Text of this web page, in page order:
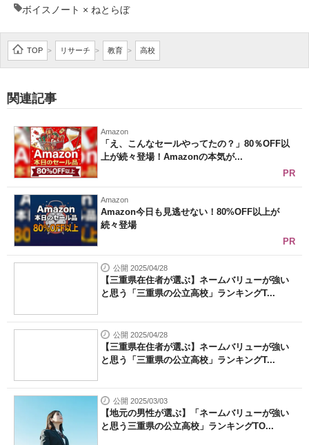
企業向けIT製品の総合サイト
製造業のIT導入・活用を支援
モノづくり技術者専門サイト
エレクトロニクス専門サイト
電子設計の基本と応用
エネルギーの専門メディア
建設×テクノロジーの最前線
ちょっと気になるネットの話題
ボイスノート × ねとらぼ
TOP > リサーチ > 教育 > 高校
関連記事
Amazon
「え、こんなセールやってたの？」80％OFF以
上が続々登場！Amazonの本気が...
PR
Amazon
Amazon今日も見逃せない！80%OFF以上が
続々登場
PR
公開 2025/04/28
【三重県在住者が選ぶ】ネームバリューが強い
と思う「三重県の公立高校」ランキングT...
公開 2025/04/28
【三重県在住者が選ぶ】ネームバリューが強い
と思う「三重県の公立高校」ランキングT...
公開 2025/03/03
【地元の男性が選ぶ】「ネームバリューが強い
と思う三重県の公立高校」ランキングTO...